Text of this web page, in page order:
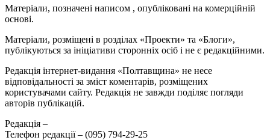
Матеріали, позначені написом , опубліковані на комерційній
основі.
Матеріали, розміщені в розділах «Проекти» та «Блоги»,
публікуються за ініціативи сторонніх осіб і не є редакційними.
Редакція інтернет-видання «Полтавщина» не несе
відповідальності за зміст коментарів, розміщених
користувачами сайту. Редакція не завжди поділяє погляди
авторів публікацій.
Редакція –
Телефон редакції – (095) 794-29-25